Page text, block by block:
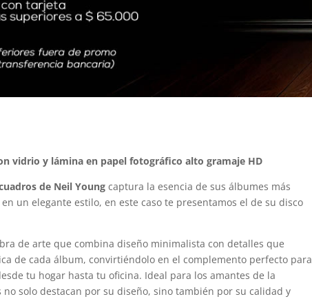
vidrio y lámina en papel fotográfico alto gramaje HD
de Neil Young captura la esencia de sus álbumes más
un elegante estilo, en este caso te presentamos el de su disco
de arte que combina diseño minimalista con detalles que
de cada álbum, convirtiéndolo en el complemento perfecto para
tu hogar hasta tu oficina. Ideal para los amantes de la
no solo destacan por su diseño, sino también por su calidad y